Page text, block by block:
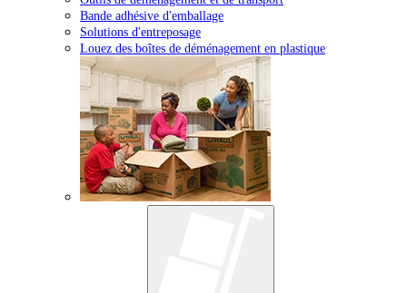
Bande adhésive d'emballage
Solutions d'entreposage
Louez des boîtes de déménagement en plastique